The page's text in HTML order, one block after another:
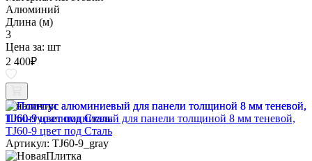
Алюминий
Длина (м)
3
Цена за: шт
2 400₽
В наличии
Плинтус алюминиевый для панели толщиной 8 мм теневой,
TJ60-9 цвет под Сталь
Артикул: TJ60-9_gray